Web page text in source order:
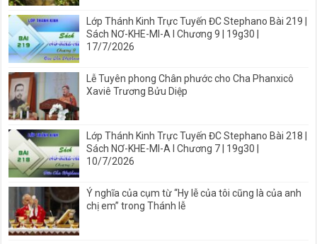
Lớp Thánh Kinh Trực Tuyến ĐC Stephano Bài 219 |
Sách NƠ-KHE-MI-A I Chương 9 | 19g30 |
17/7/2026
Lễ Tuyên phong Chân phước cho Cha Phanxicô
Xaviê Trương Bửu Diệp
Lớp Thánh Kinh Trực Tuyến ĐC Stephano Bài 218 |
Sách NƠ-KHE-MI-A I Chương 7 | 19g30 |
10/7/2026
Ý nghĩa của cụm từ “Hy lễ của tôi cũng là của anh
chị em” trong Thánh lễ